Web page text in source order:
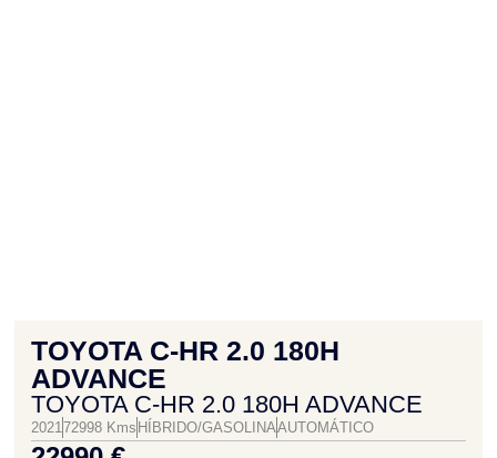
TOYOTA C-HR 2.0 180H
ADVANCE
TOYOTA C-HR 2.0 180H ADVANCE
202172998 Kms HÍBRIDO/GASOLINAAUTOMÁTICO